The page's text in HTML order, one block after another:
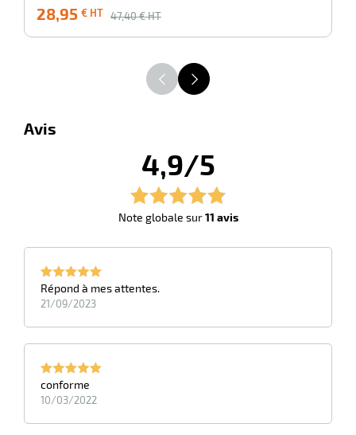
28,95 € HT 47,40 € HT
Avis
4,9/5
Note globale sur11 avis
Répond à mes attentes.
21/09/2023
conforme
10/03/2022